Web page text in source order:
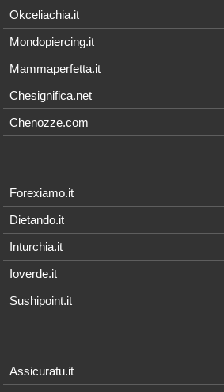
Okceliachia.it
Mondopiercing.it
Mammaperfetta.it
Chesignifica.net
Chenozze.com
Forexiamo.it
Dietando.it
Inturchia.it
Ioverde.it
Sushipoint.it
Assicuratu.it